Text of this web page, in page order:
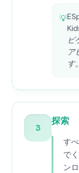
💡
ビ
ア
す。
3
探索
す
で
ン